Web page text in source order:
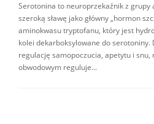
Serotonina to neuroprzekaźnik z grupy
szeroką sławę jako główny „hormon
aminokwasu tryptofanu, który jest
kolei dekarboksylowane do serotoniny.
regulację samopoczucia, apetytu i snu,
obwodowym reguluje...